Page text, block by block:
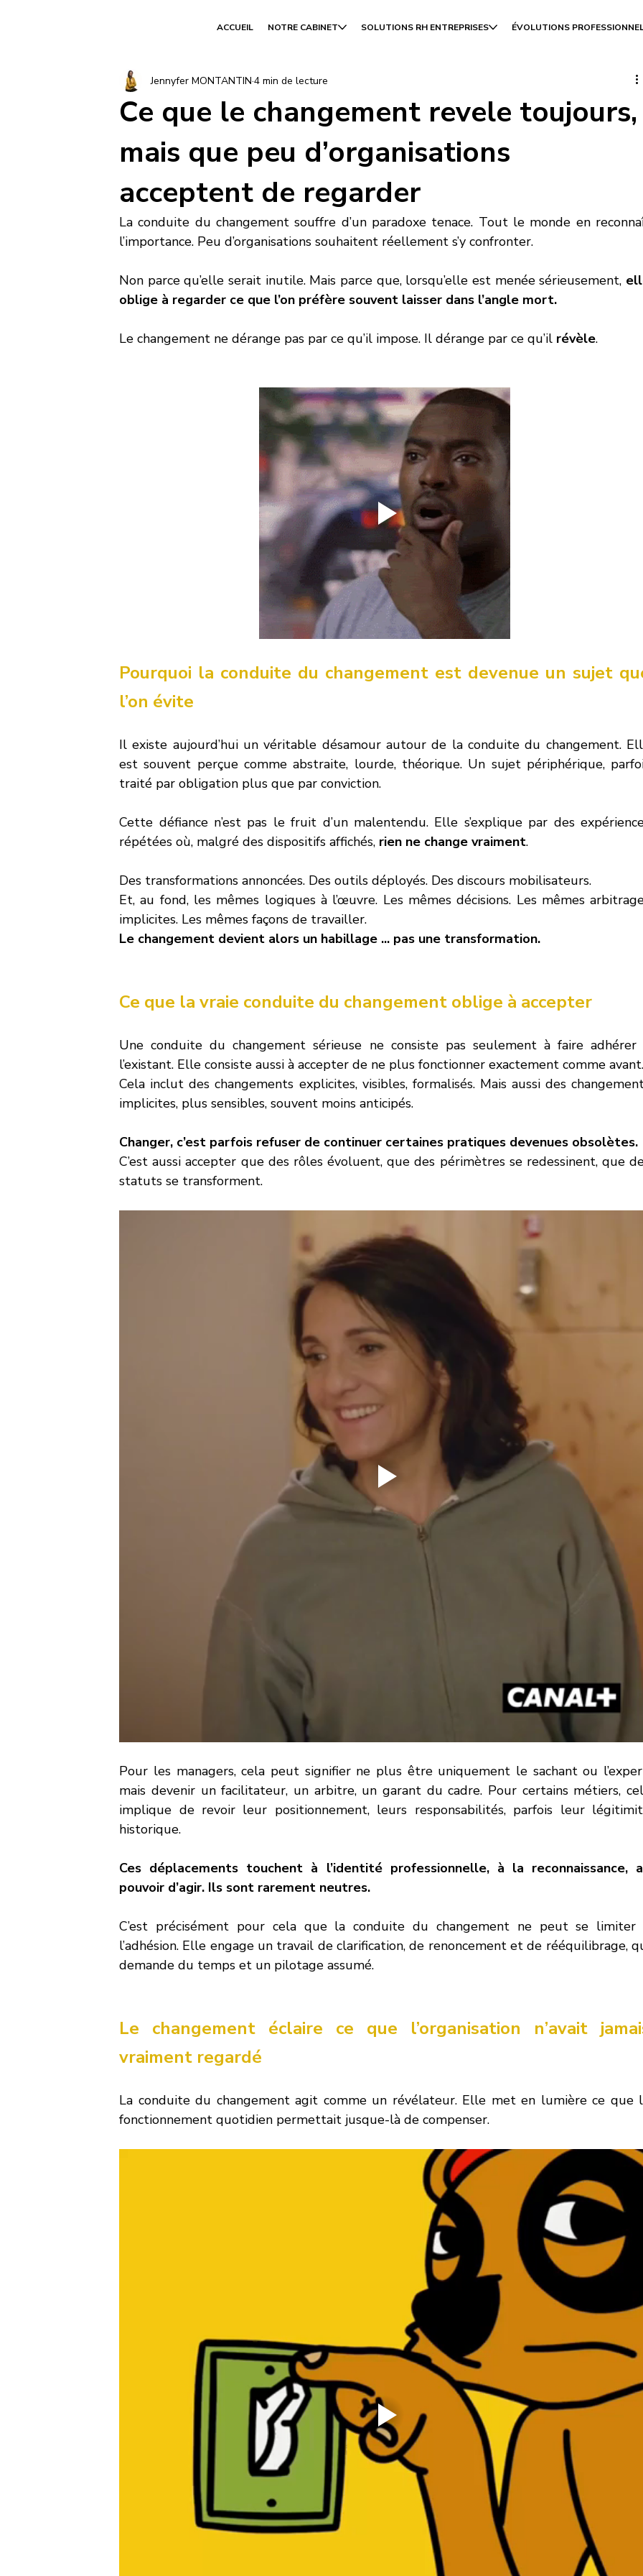
ACCUEIL NOTRE CABINET SOLUTIONS RH ENTREPRISES ÉVOLUTIONS
Ce que le changement revele toujours,
mais que peu d’organisations
acceptent de regarder
Jennyfer MONTANTIN4 min de lecture
La conduite du changement souffre d’un paradoxe tenace. Tout le monde en
l’importance. Peu d’organisations souhaitent réellement s’y confronter.
Non parce qu’elle serait inutile. Mais parce que, lorsqu’elle est menée sérieusement,
oblige à regarder ce que l’on préfère souvent laisser dans l’angle mort.
Le changement ne dérange pas par ce qu’il impose. Il dérange par ce qu’il révèle.
Pourquoi la conduite du changement est devenue un sujet
l’on évite
Il existe aujourd’hui un véritable désamour autour de la conduite du changement.
est souvent perçue comme abstraite, lourde, théorique. Un sujet périphérique,
traité par obligation plus que par conviction.
Cette défiance n’est pas le fruit d’un malentendu. Elle s’explique par des
répétées où, malgré des dispositifs affichés, rien ne change vraiment.
Des transformations annoncées. Des outils déployés. Des discours mobilisateurs.
Et, au fond, les mêmes logiques à l’œuvre. Les mêmes décisions. Les mêmes
implicites. Les mêmes façons de travailler.
Le changement devient alors un habillage ... pas une transformation.
Ce que la vraie conduite du changement oblige à accepter
Une conduite du changement sérieuse ne consiste pas seulement à faire adhérer
l’existant. Elle consiste aussi à accepter de ne plus fonctionner exactement comme avant.
Cela inclut des changements explicites, visibles, formalisés. Mais aussi des
implicites, plus sensibles, souvent moins anticipés.
Changer, c’est parfois refuser de continuer certaines pratiques devenues obsolètes.
C’est aussi accepter que des rôles évoluent, que des périmètres se redessinent, que
statuts se transforment.
Pour les managers, cela peut signifier ne plus être uniquement le sachant ou
mais devenir un facilitateur, un arbitre, un garant du cadre. Pour certains métiers,
implique de revoir leur positionnement, leurs responsabilités, parfois leur
historique.
Ces déplacements touchent à l’identité professionnelle, à la reconnaissance,
pouvoir d’agir. Ils sont rarement neutres.
C’est précisément pour cela que la conduite du changement ne peut se limiter
l’adhésion. Elle engage un travail de clarification, de renoncement et de rééquilibrage,
demande du temps et un pilotage assumé.
Le changement éclaire ce que l’organisation n’avait
vraiment regardé
La conduite du changement agit comme un révélateur. Elle met en lumière ce que
fonctionnement quotidien permettait jusque-là de compenser.